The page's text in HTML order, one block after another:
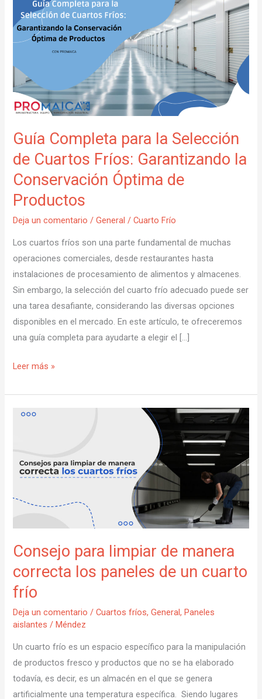
Guía Completa para la Selección
de Cuartos Fríos: Garantizando la
Conservación Óptima de
Productos
Deja un comentario /General /Cuarto Frío
Los cuartos fríos son una parte fundamental de muchas
operaciones comerciales, desde restaurantes hasta
instalaciones de procesamiento de alimentos y almacenes.
Sin embargo, la selección del cuarto frío adecuado puede ser
una tarea desafiante, considerando las diversas opciones
disponibles en el mercado. En este artículo, te ofreceremos
una guía completa para ayudarte a elegir el […]
Completa
para
de
Cuartos
Fríos:
Garantizando
la
Óptima
de
Productos
Leer más »
Consejo para limpiar de manera
correcta los paneles de un cuarto
frío
Deja un comentario /Cuartos fríos,General,Paneles
aislantes /Méndez
Un cuarto frío es un espacio específico para la manipulación
de productos fresco y productos que no se ha elaborado
todavía, es decir, es un almacén en el que se genera
artificialmente una temperatura específica. Siendo lugares
Consejo
de
manera
un
cuarto
frío